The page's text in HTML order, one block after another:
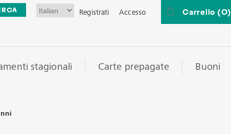
Registrati Accesso Carrello (0)
stagionali Carte prepagate Buoni